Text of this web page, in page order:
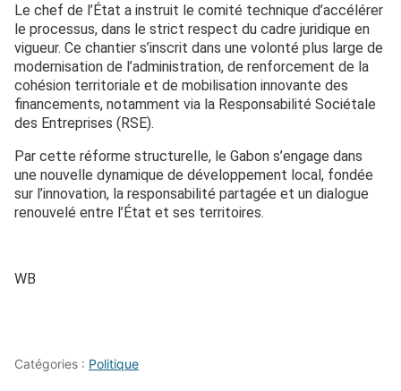
Le chef de l’État a instruit le comité technique d’accélérer
le processus, dans le strict respect du cadre juridique en
vigueur. Ce chantier s’inscrit dans une volonté plus large de
modernisation de l’administration, de renforcement de la
cohésion territoriale et de mobilisation innovante des
financements, notamment via la Responsabilité Sociétale
des Entreprises (RSE).
Par cette réforme structurelle, le Gabon s’engage dans
une nouvelle dynamique de développement local, fondée
sur l’innovation, la responsabilité partagée et un dialogue
renouvelé entre l’État et ses territoires.
WB
Catégories : Politique